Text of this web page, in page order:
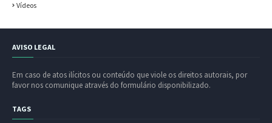
Vídeos
AVISO LEGAL
Em caso de atos ilícitos ou conteúdo que viole os direitos autorais, por
favor nos comunique através do formulário disponibilizado.
TAGS